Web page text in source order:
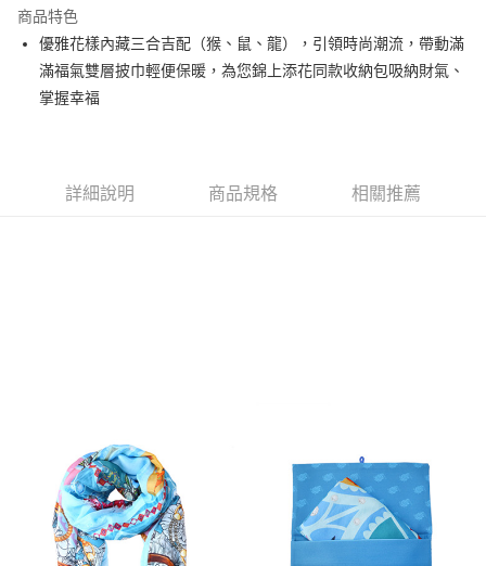
商品特色
優雅花樣內藏三合吉配（猴、鼠、龍），引領時尚潮流，帶動滿
滿福氣雙層披巾輕便保暖，為您錦上添花同款收納包吸納財氣、
掌握幸福
詳細說明 商品規格 相關推薦